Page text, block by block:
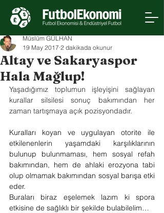
Altay ve Sakaryaspor
Hala Mağlup!
Müslüm GÜLHAN
19 May 2017 2 dakikada okunur
Yaşadığımız toplumun işleyişini sağlayan
kurallar silsilesi sonuç bakımından her
zaman tartışmaya açık pozisyondadır.
Kuralları koyan ve uygulayan otorite ile
etkilenenlerin yaşamdaki karşılıklarının
bulunup bulunmaması, hem sosyal refah
bakımından, hem de ahlaki erozyona tabi
olup olmamak bakımından sosyal barışa etki
eder.
Buraları biraz eşelemek lazım ki spora
etkisine de sağlıklı bir şekilde bulabilelim…